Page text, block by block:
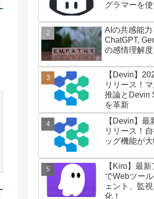
グラマーを
AIの共感能力
ChatGPT,
の感情理解度
【Devin】
リリース！
推論とDevin
を革新
【Devin】最
リリース！
ッグ機能が
【Kiro】最
でWebツー
ェント、監
化！